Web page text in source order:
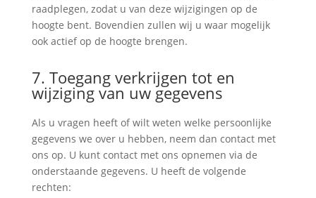
raadplegen, zodat u van deze wijzigingen op de
hoogte bent. Bovendien zullen wij u waar mogelijk
ook actief op de hoogte brengen.
7. Toegang verkrijgen tot en
wijziging van uw gegevens
Als u vragen heeft of wilt weten welke persoonlijke
gegevens we over u hebben, neem dan contact met
ons op. U kunt contact met ons opnemen via de
onderstaande gegevens. U heeft de volgende
rechten: